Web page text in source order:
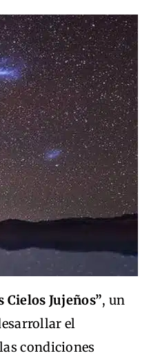
Cielos Jujeños”, un
el
condiciones